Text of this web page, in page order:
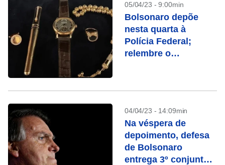
05/04/23 - 9:00min
Bolsonaro depõe
nesta quarta à
Polícia Federal;
relembre o
04/04/23 - 14:09min
Na véspera de
depoimento, defesa
de Bolsonaro
entrega 3º conjunto